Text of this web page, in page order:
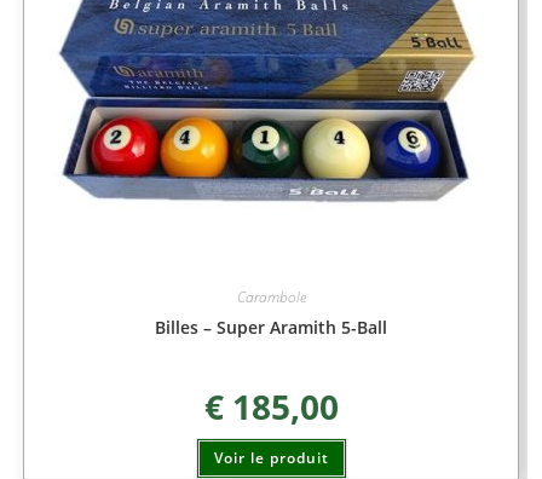
Carambole
Billes – Super Aramith 5-Ball
€185,00
Voir le produit